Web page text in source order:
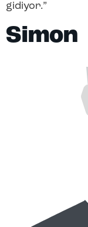
gidiyor.”
Simon